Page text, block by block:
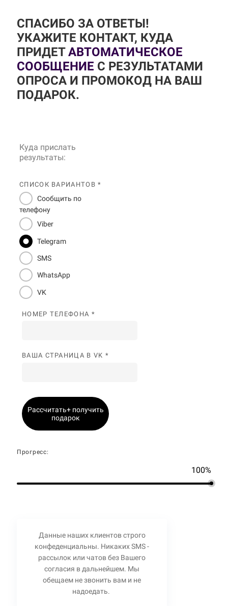
СПАСИБО ЗА ОТВЕТЫ!
УКАЖИТЕ КОНТАКТ, КУДА
ПРИДЕТАВТОМАТИЧЕСКОЕ
СООБЩЕНИЕ С РЕЗУЛЬТАТАМИ
ОПРОСА И ПРОМОКОД НА ВАШ
ПОДАРОК.
Куда прислать
результаты:
СПИСОК ВАРИАНТОВ *
Сообщить по
телефону
Viber
Telegram
SMS
WhatsApp
VK
НОМЕР ТЕЛЕФОНА *
ВАША СТРАНИЦА В VK *
Рассчитать+ получить
подарок
Прогресс:
100%
Данные наших клиентов строго
конфеденциальны. Никаких SMS -
рассылок или чатов без Вашего
согласия в дальнейшем. Мы
обещаем не звонить вам и не
надоедать.